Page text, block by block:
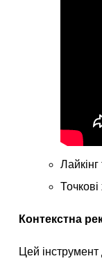
Контекстна
Цей